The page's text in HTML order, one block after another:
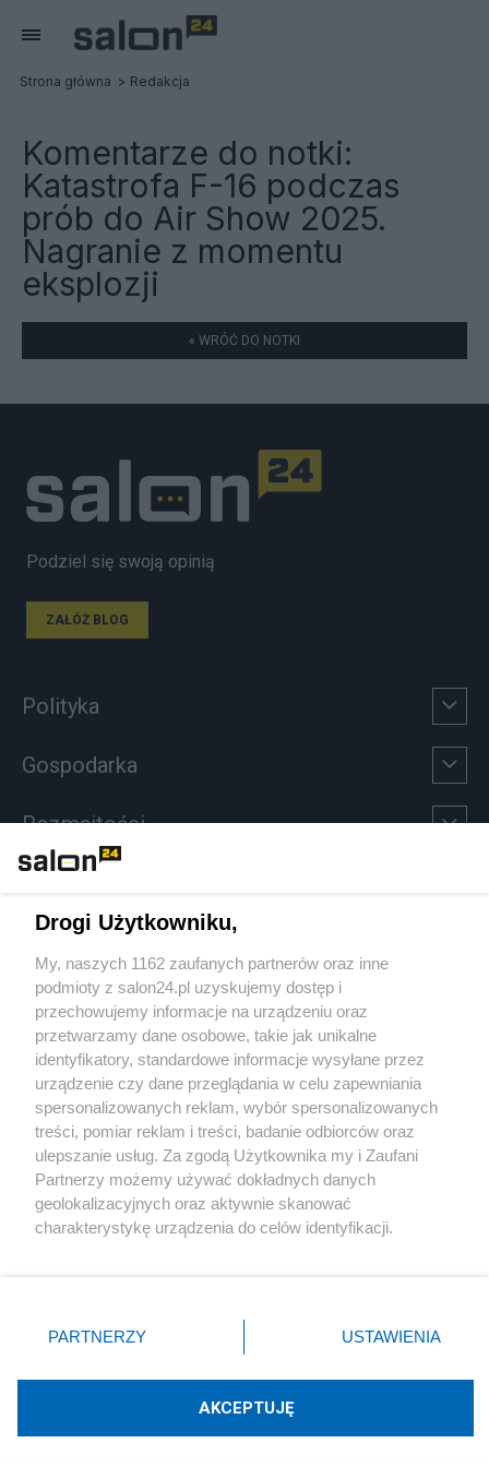
Strona główna Redakcja
Komentarze do notki:
Katastrofa F-16 podczas
prób do Air Show 2025.
Nagranie z momentu
eksplozji
« WRÓĆ DO NOTKI
Podziel się swoją opinią
ZAŁÓŻ BLOG
Polityka
Gospodarka
Rozmaitości
Sport
Społeczeństwo
Kultura
X Facebook Instagram Youtube
Technologię dostarcza:W3media.pl
Drogi Użytkowniku,
My, naszych 1162 zaufanych partnerów oraz inne
podmioty z salon24.pl uzyskujemy dostęp i
przechowujemy informacje na urządzeniu oraz
przetwarzamy dane osobowe, takie jak unikalne
identyfikatory, standardowe informacje wysyłane przez
urządzenie czy dane przeglądania w celu zapewniania
spersonalizowanych reklam, wybór spersonalizowanych
treści, pomiar reklam i treści, badanie odbiorców oraz
ulepszanie usług. Za zgodą Użytkownika my i Zaufani
Partnerzy możemy używać dokładnych danych
geolokalizacyjnych oraz aktywnie skanować
charakterystykę urządzenia do celów identyfikacji.
zmienić/wycofać klikając przycisk ustawień prywatności
znajdujący się w lewym dolnym rogu strony
rodzaje przetwarzania danych nie wymagają zgody
użytkownika, ale masz prawo sprzeciwić się takiemu
PARTNERZY USTAWIENIA
AKCEPTUJĘ